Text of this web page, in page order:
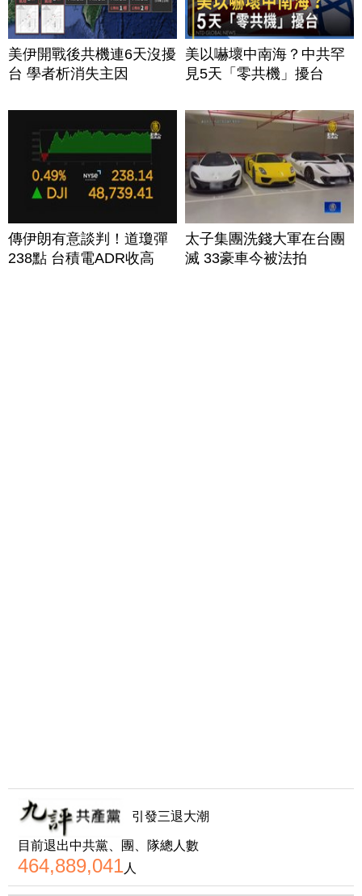
美伊開戰後共機連6天沒擾
台 學者析消失主因
美以嚇壞中南海？中共罕
見5天「零共機」擾台
傳伊朗有意談判！道瓊彈
238點 台積電ADR收高
太子集團洗錢大軍在台團
滅 33豪車今被法拍
引發三退大潮
目前退出中共黨、團、隊總人數
464,889,041人